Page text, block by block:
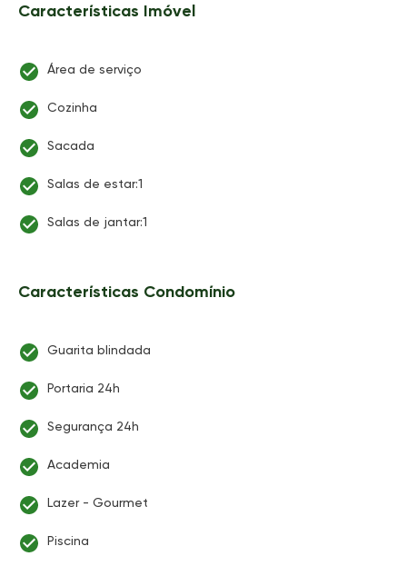
Características Imóvel
Área de serviço
Cozinha
Sacada
Salas de estar:1
Salas de jantar:1
Características Condomínio
Guarita blindada
Portaria 24h
Segurança 24h
Academia
Lazer - Gourmet
Piscina